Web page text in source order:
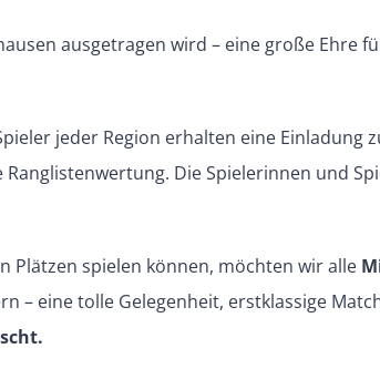
ausgetragen wird – eine große Ehre
jeder Region erhalten eine Einladung
Die Spielerinnen und
Plätzen spielen können, möchten wir alle
– eine tolle Gelegenheit, erstklassige